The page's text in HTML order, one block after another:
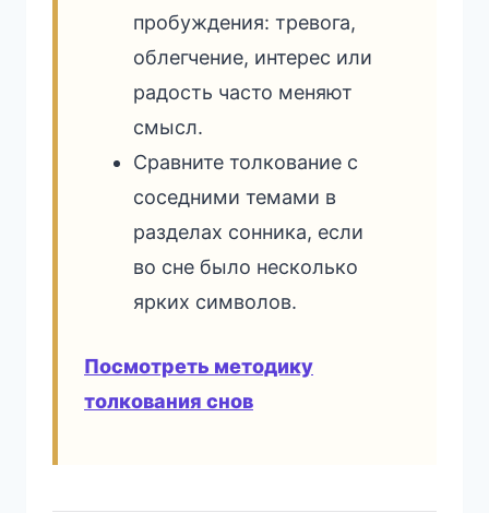
пробуждения: тревога,
облегчение, интерес или
радость часто меняют
смысл.
Сравните толкование с
соседними темами в
разделах сонника, если
во сне было несколько
ярких символов.
Посмотреть методику
толкования снов